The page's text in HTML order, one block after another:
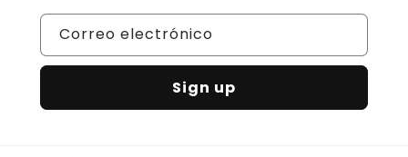
Correo electrónico
Sign up